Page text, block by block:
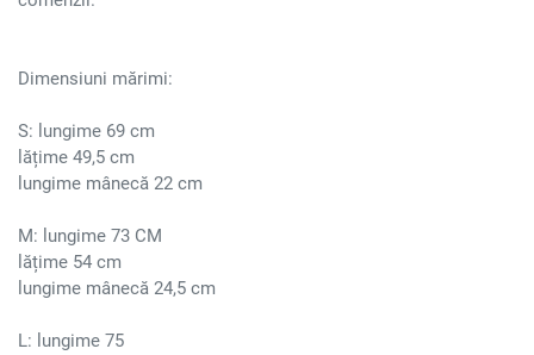
Dimensiuni mărimi:
S: lungime 69 cm
lățime 49,5 cm
lungime mânecă 22 cm
M: lungime 73 CM
lățime 54 cm
lungime mânecă 24,5 cm
L: lungime 75